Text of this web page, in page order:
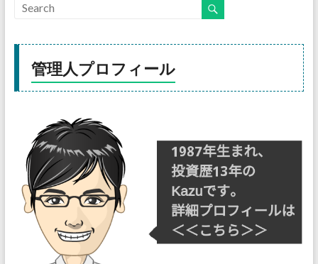
管理人プロフィール